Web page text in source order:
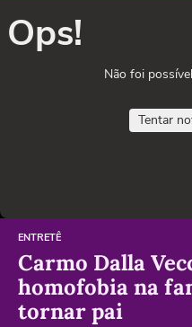
Ops!
Não foi
Tentar
ENTRETÊ
Carmo Dalla
homofobia na
tornar pai